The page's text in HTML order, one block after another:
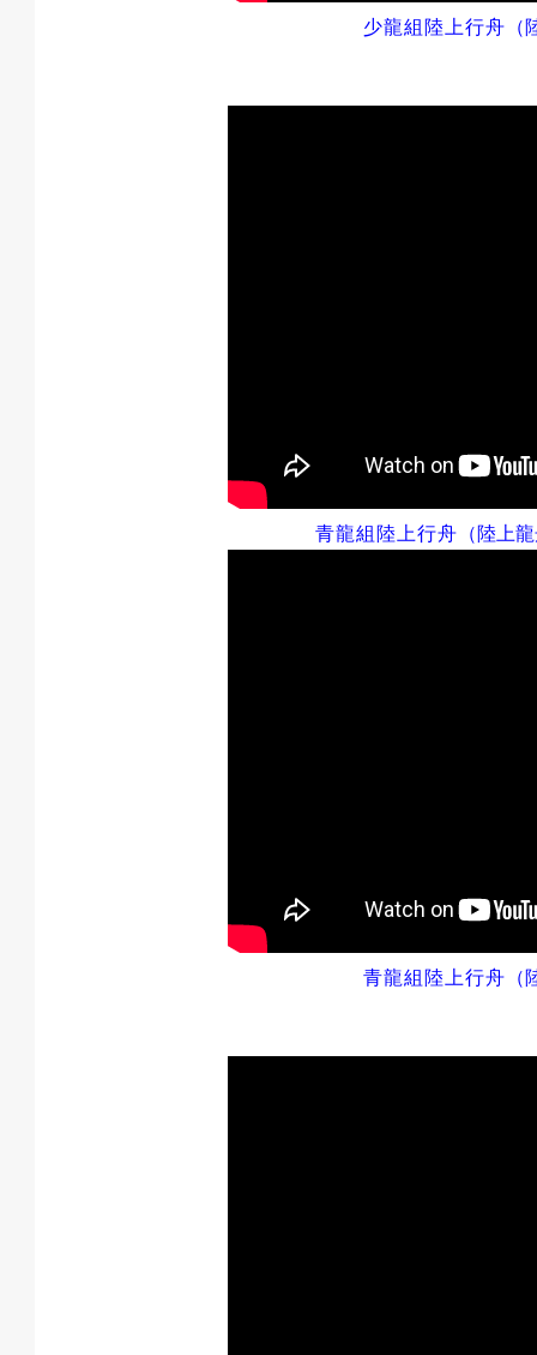
少龍組 陸上行舟 （
青龍組 陸上行舟 （陸上
青龍組 陸上行舟 （